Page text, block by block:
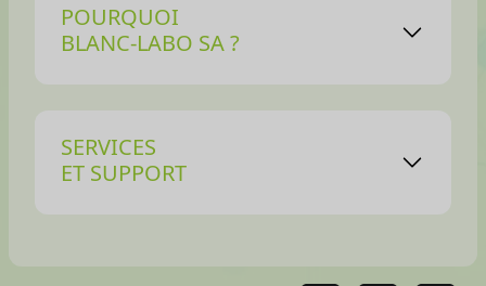
POURQUOI
BLANC-LABO SA ?
SERVICES
ET SUPPORT